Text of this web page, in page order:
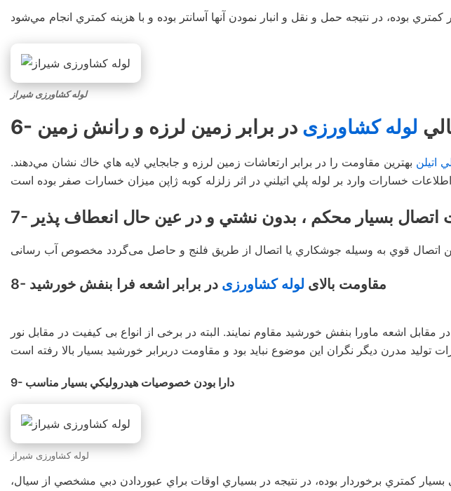
لوله کشاورزی شیراز
لوله کشاورزی در برابر زمين لرزه و رانش زمين
اتيلن بهترين مقاومت را در برابر ارتعاشات زمين لرزه و جابجايي لايه هاي خاك نشان مي‌دهند.
اتصال بسيار محكم ، بدون نشتي و در عين حال انعطاف پذير
اتصال قوي به وسيله جوشكاري يا اتصال از طريق فلنج و حاصل می‌گردد مخصوص آب رسانی
8- مقاومت بالای لوله کشاورزی در برابر اشعه فرا بنفش خورشيد
مقابل اشعه ماورا بنفش خورشید مقاوم نمایند. البته در برخی از انواع بی کیفیت در مقابل نور
9- دارا بودن خصوصيات هيدروليكي بسيار مناسب
لوله کشاورزی شیراز
كمتري برخوردار بوده، در نتيجه در بسياري اوقات براي عبوردادن دبي مشخصي از سيال،